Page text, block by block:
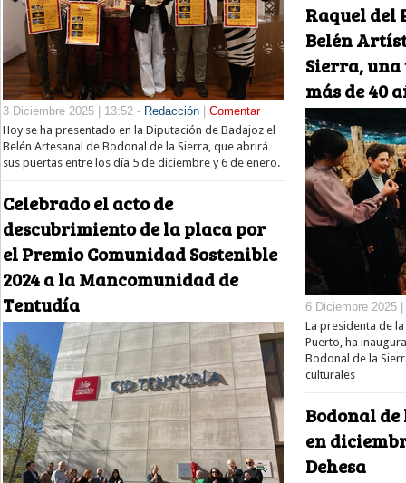
3 Diciembre 2025 | 13:52 - Redacción | Comentar
Hoy se ha presentado en la Diputación de Badajoz el
Belén Artesanal de Bodonal de la Sierra, que abrirá
sus puertas entre los día 5 de diciembre y 6 de enero.
Celebrado el acto de
descubrimiento de la placa por
el Premio Comunidad Sostenible
2024 a la Mancomunidad de
Tentudía
Raquel del
Belén
Sierra,
más de 40
6 Diciembre 2025
La presidenta de
Puerto, ha
Bodonal de la
culturales
Bodonal
en
Dehesa